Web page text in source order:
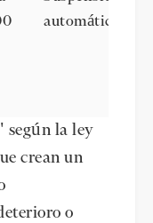
automática
según la ley
crean un
o